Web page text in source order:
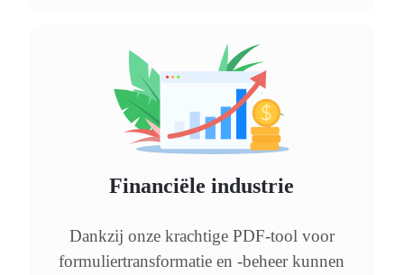
Financiële industrie
Dankzij onze krachtige PDF-tool voor
formuliertransformatie en -beheer kunnen